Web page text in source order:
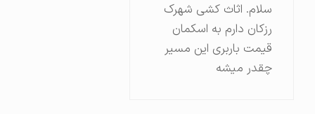
سلام. اثاث کشی شهرک
رزکان دارم به اسکمان
قیمت باربری این مسیر
چقدر میشه